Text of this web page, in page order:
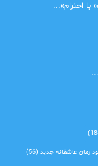
با احترام»...
رمان عاشقانه جدید(56)